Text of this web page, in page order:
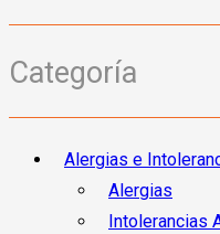
Categoría
Alergias e
Alergias
Intolerancias